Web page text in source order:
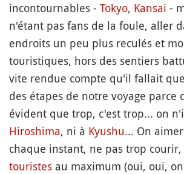
incontournables - Tokyo, Kansai -
n'étant pas fans de la foule, aller
endroits un peu plus reculés et
touristiques, hors des sentiers
vite rendue compte qu'il fallait
des étapes de notre voyage parce
évident que trop, c'est trop... on
Hiroshima, ni à Kyushu... On
chaque instant, ne pas trop
touristes au maximum (oui, oui,